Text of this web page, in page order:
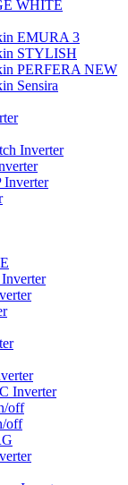
WHITE
EMURA 3
STYLISH
PERFERA NEW
Sensira
Inverter
Inverter
off
off